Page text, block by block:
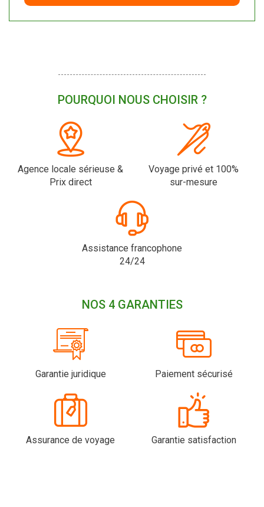
POURQUOI NOUS CHOISIR ?
Agence locale sérieuse &
Prix direct
Voyage privé et 100%
sur-mesure
Assistance francophone
24/24
NOS 4 GARANTIES
Garantie juridique Paiement sécurisé
Assurance de voyage Garantie satisfaction